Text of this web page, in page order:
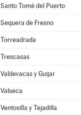
Santo Tomé del Puerto
Sequera de Fresno
Torreadrada
Trescasas
Valdevacas y Guijar
Valseca
Ventosilla y Tejadilla